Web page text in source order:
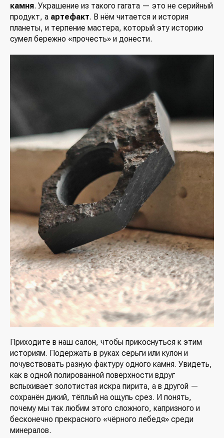
камня. Украшение из такого гагата — это не серийный
продукт, а артефакт. В нём читается и история
планеты, и терпение мастера, который эту историю
сумел бережно «прочесть» и донести.
Приходите в наш салон, чтобы прикоснуться к этим
историям. Подержать в руках серьги или кулон и
почувствовать разную фактуру одного камня. Увидеть,
как в одной полированной поверхности вдруг
вспыхивает золотистая искра пирита, а в другой —
сохранён дикий, тёплый на ощупь срез. И понять,
почему мы так любим этого сложного, капризного и
бесконечно прекрасного «чёрного лебедя» среди
минералов.